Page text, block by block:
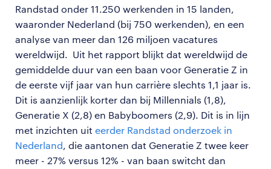
Randstad onder 11.250 werkenden in 15 landen,
waaronder Nederland (bij 750 werkenden), en een
analyse van meer dan 126 miljoen vacatures
wereldwijd. Uit het rapport blijkt dat wereldwijd de
gemiddelde duur van een baan voor Generatie Z in
de eerste vijf jaar van hun carrière slechts 1,1 jaar is.
Dit is aanzienlijk korter dan bij Millennials (1,8),
Generatie X (2,8) en Babyboomers (2,9). Dit is in lijn
met inzichten uit eerder Randstad onderzoek in
Nederland, die aantonen dat Generatie Z twee keer
meer - 27% versus 12% - van baan switcht dan